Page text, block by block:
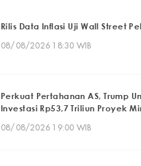
Rilis Data Inflasi Uji Wall Street
08/08/2026 18:30 WIB
Perkuat Pertahanan AS, Trump
Investasi Rp53,7 Triliun Proyek
08/08/2026 19:00 WIB